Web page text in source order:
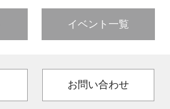
イベント一覧
お問い合わせ